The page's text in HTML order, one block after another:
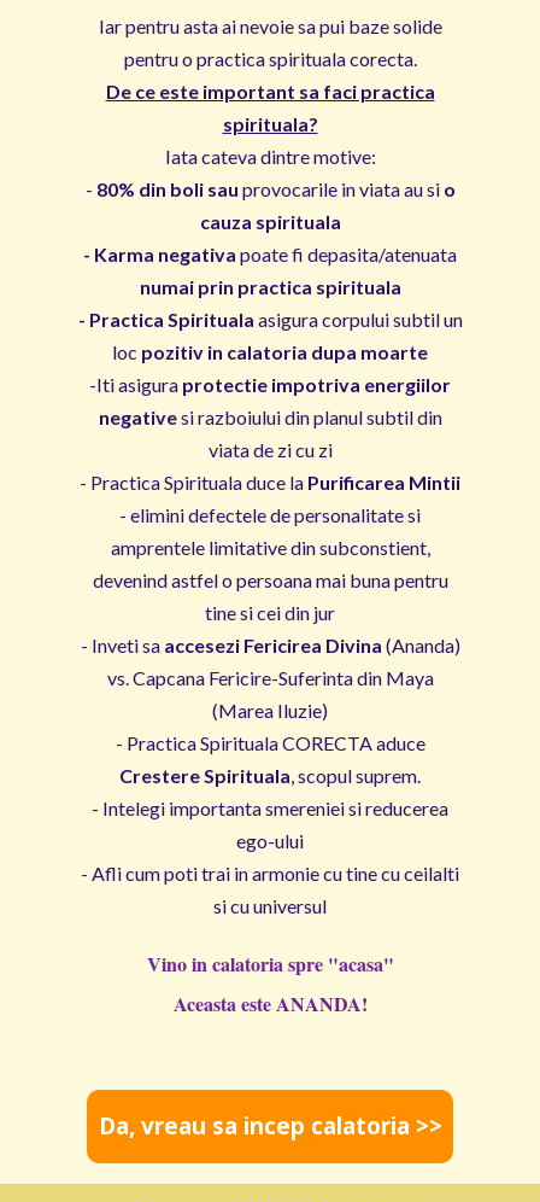
Iar pentru asta ai nevoie sa pui baze solide
pentru o practica spirituala corecta.
De ce este important sa faci practica
spirituala?
Iata cateva dintre motive:
- 80% din boli sau provocarile in viata au si o
cauza spirituala
- Karma negativa poate fi depasita/atenuata
numai prin practica spirituala
- Practica Spirituala asigura corpului subtil un
loc pozitiv in calatoria dupa moarte
-Iti asigura protectie impotriva energiilor
negativesi razboiului din planul subtil din
viata de zi cu zi
- Practica Spirituala duce la Purificarea Mintii
- elimini defectele de personalitate si
amprentele limitative din subconstient,
devenind astfel o persoana mai buna pentru
tine si cei din jur
- Inveti sa accesezi Fericirea Divina (Ananda)
vs. Capcana Fericire-Suferinta din Maya
(Marea Iluzie)
- Practica Spirituala CORECTA aduce
Crestere Spirituala, scopul suprem.
- Intelegi importanta smereniei si reducerea
ego-ului
- Afli cum poti trai in armonie cu tine cu ceilalti
si cu universul
Vino in calatoriaspre "acasa"
Aceasta este ANANDA!
Da, vreau sa incep calatoria >>